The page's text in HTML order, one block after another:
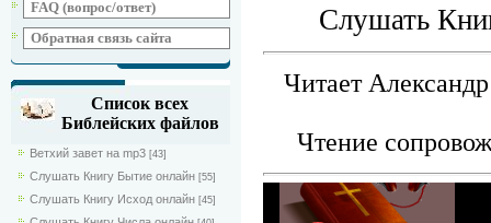
FAQ (вопрос/ответ)
Обратная связь сайта
Список всех
Библейских файлов
Ветхий завет на mp3 [43]
Слушать Книгу Бытие онлайн [55]
Слушать Книгу Исход онлайн [45]
Слушать
Читает
Чтение